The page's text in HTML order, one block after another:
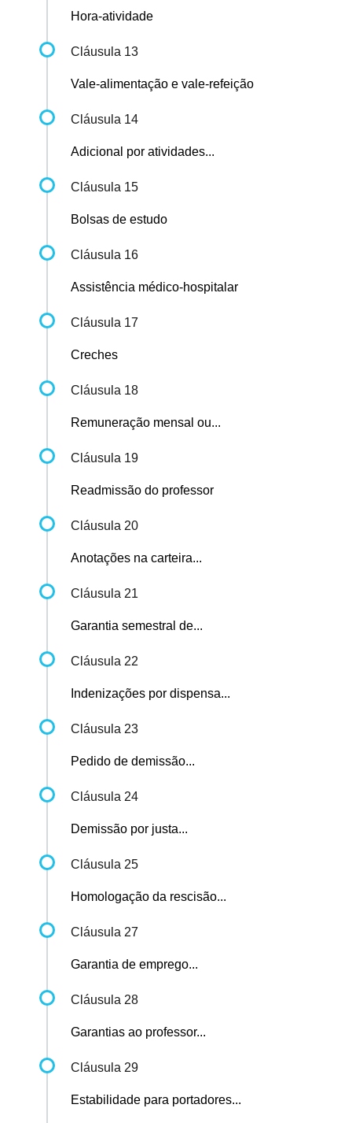
Hora-atividade
Cláusula 13
Vale-alimentação e vale-refeição
Cláusula 14
Adicional por atividades...
Cláusula 15
Bolsas de estudo
Cláusula 16
Assistência médico-hospitalar
Cláusula 17
Creches
Cláusula 18
Remuneração mensal ou...
Cláusula 19
Readmissão do professor
Cláusula 20
Anotações na carteira...
Cláusula 21
Garantia semestral de...
Cláusula 22
Indenizações por dispensa...
Cláusula 23
Pedido de demissão...
Cláusula 24
Demissão por justa...
Cláusula 25
Homologação da rescisão...
Cláusula 27
Garantia de emprego...
Cláusula 28
Garantias ao professor...
Cláusula 29
Estabilidade para portadores...